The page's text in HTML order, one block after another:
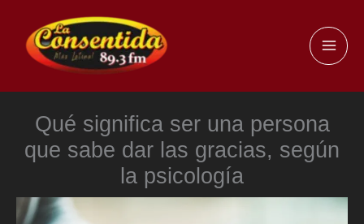
contenido
Qué significa ser una persona
que sabe dar las gracias, según
la psicología